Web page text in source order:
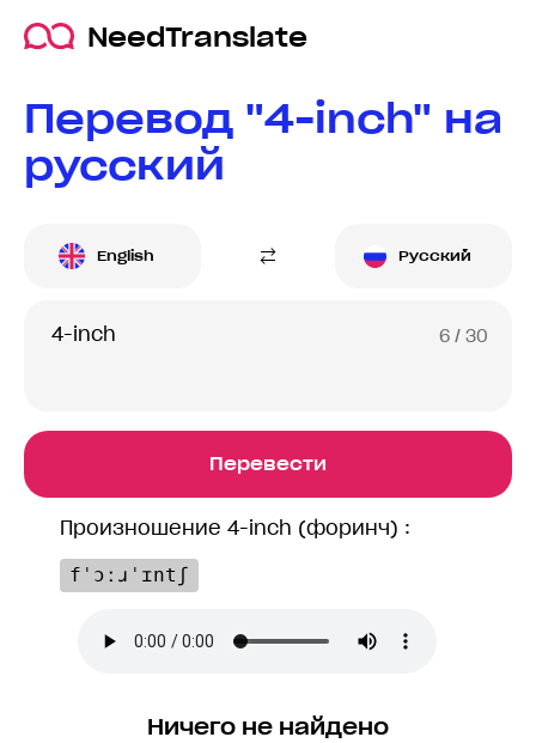
NeedTranslate
Перевод "4-inch" на
русский
English Русский
6 / 30
Перевести
Произношение 4-inch (форинч) :
fˈɔːɹˈɪntʃ
Ничего не найдено